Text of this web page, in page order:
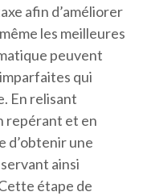
afin d’améliorer
les meilleures
peuvent
qui
En relisant
repérant et en
d’obtenir une
ainsi
étape de